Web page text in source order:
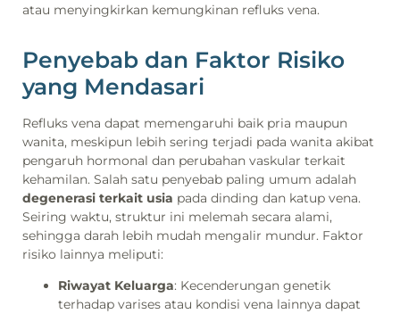
atau menyingkirkan kemungkinan refluks vena.
Penyebab dan Faktor Risiko
yang Mendasari
Refluks vena dapat memengaruhi baik pria maupun
wanita, meskipun lebih sering terjadi pada wanita akibat
pengaruh hormonal dan perubahan vaskular terkait
kehamilan. Salah satu penyebab paling umum adalah
degenerasi terkait usia pada dinding dan katup vena.
Seiring waktu, struktur ini melemah secara alami,
sehingga darah lebih mudah mengalir mundur. Faktor
risiko lainnya meliputi:
Riwayat Keluarga: Kecenderungan genetik
terhadap varises atau kondisi vena lainnya dapat